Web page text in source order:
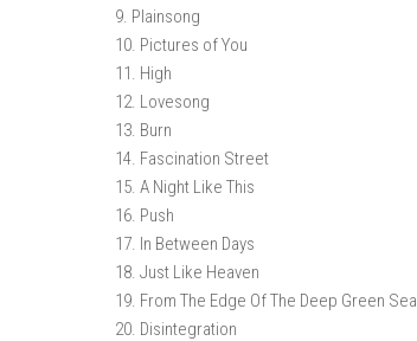
9. Plainsong
10. Pictures of You
11. High
12. Lovesong
13. Burn
14. Fascination Street
15. A Night Like This
16. Push
17. In Between Days
18. Just Like Heaven
19. From The Edge Of The Deep Green Sea
20. Disintegration